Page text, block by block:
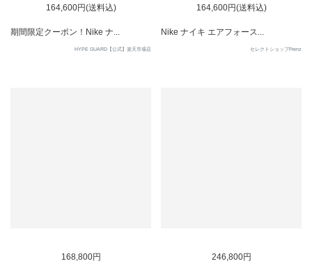
164,600円(送料込)
期間限定クーポン！Nike ナ...
HYPE GUARD【公式】楽天市場店
164,600円(送料込)
Nike ナイキ エアフォース...
セレクトショップFrenz
168,800円 246,800円